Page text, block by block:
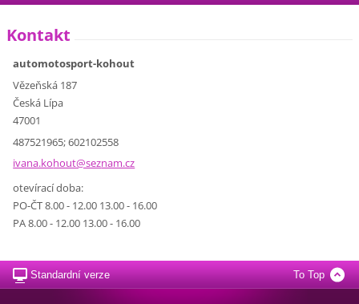
Kontakt
automotosport-kohout
Vězeňská 187
Česká Lípa
47001
487521965; 602102558
ivana.kohout@seznam.cz
otevírací doba:
PO-ČT 8.00 - 12.00 13.00 - 16.00
PA 8.00 - 12.00 13.00 - 16.00
Standardní verze To Top